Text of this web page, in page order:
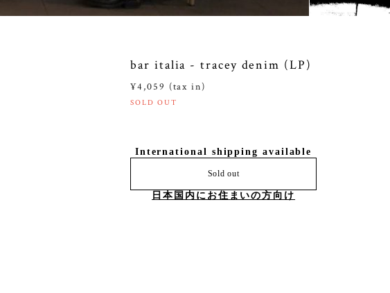
bar italia - tracey denim (LP)
¥4,059 (tax in)
SOLD OUT
International shipping available
Sold out
日本国内にお住まいの方向け